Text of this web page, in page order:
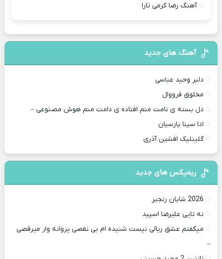
آهنگ رضا کرمی تارا
آهنگ های جدید
دلبر وحید عباسی
مخلوق فرووال
دل بسته ی نامت منم افتاده ی دامت منم هوش مصنوعی –
ادا سینا پارسیان
گلینلیک افشین آذری
ریمیکس های جدید
2026 شایان رنجبر
نه تایی علیرضا اسپید
میگفتم عشق ریالی نیست شنیده ام بی نقصی پروانه وار میرقصی
–